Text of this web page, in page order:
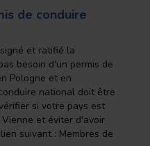
de conduire
et ratifié la
besoin d'un permis de
Pologne et en
national doit être
si votre pays est
et éviter d'avoir
suivant : Membres de